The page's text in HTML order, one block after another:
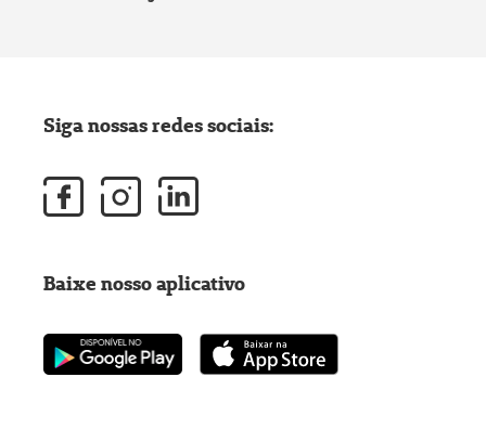
Siga nossas redes sociais:
Baixe nosso aplicativo